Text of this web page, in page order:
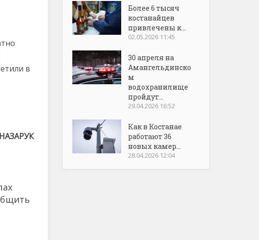
в
Более 6 тысяч
костанайцев
привлечены к...
02.05.2026 11:45
30 апреля на
Амангельдинско
м
водохранилище
пройдут...
29.04.2026 16:52
Как в Костанае
работают 36
новых камер...
28.04.2026 12:04